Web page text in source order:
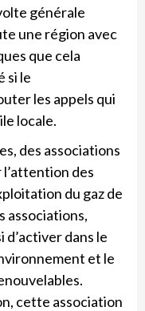
générale
une région avec
que cela
si le
les appels qui
locale.
des associations
l’attention des
du gaz de
associations,
d’activer dans le
et le
cette association